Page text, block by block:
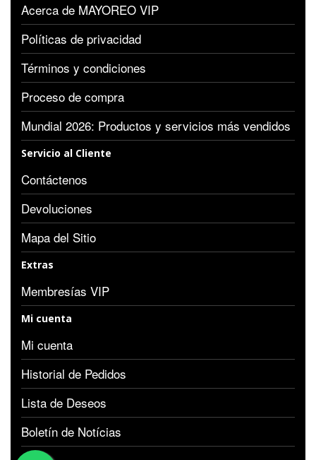
Acerca de MAYOREO VIP
Políticas de privacidad
Términos y condiciones
Proceso de compra
Mundial 2026: Productos y servicios más vendidos
Servicio al Cliente
Contáctenos
Devoluciones
Mapa del Sitio
Extras
Membresías VIP
Mi cuenta
Mi cuenta
Historial de Pedidos
Lista de Deseos
Boletín de Notícias